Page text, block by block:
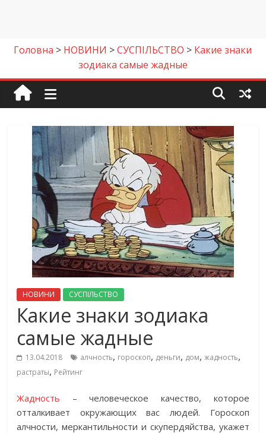
Головна > НОВИНИ >СУСПІЛЬСТВО > Какие знаки
зодиака самые жадные
НОВИНИ СУСПІЛЬСТВО
Какие знаки зодиака
самые жадные
13.04.2018 алчность, гороскоп, деньги, дом,жадность,
растраты, Рейтинг
Жадность – человеческое качество, которое
отталкивает окружающих вас людей. Гороскоп
алчности, меркантильности и скупердяйства, укажет